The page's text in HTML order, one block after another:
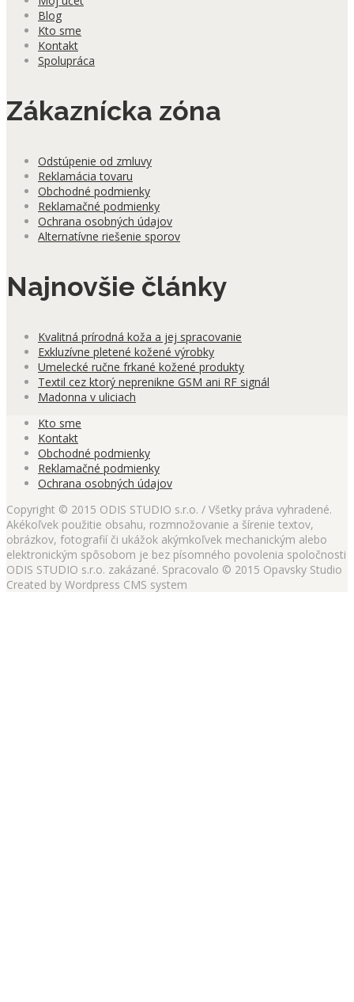
Blog
Kto sme
Kontakt
Spolupráca
Zákaznícka zóna
Odstúpenie od zmluvy
Reklamácia tovaru
Obchodné podmienky
Reklamačné podmienky
Ochrana osobných údajov
Alternatívne riešenie sporov
Najnovšie články
Kvalitná prírodná koža a jej spracovanie
Exkluzívne pletené kožené výrobky
Umelecké ručne frkané kožené produkty
Textil cez ktorý neprenikne GSM ani RF signál
Madonna v uliciach
Kto sme
Kontakt
Obchodné podmienky
Reklamačné podmienky
Ochrana osobných údajov
Copyright © 2015 ODIS STUDIO s.r.o. / Všetky práva vyhradené.
Akékoľvek použitie obsahu, rozmnožovanie a šírenie textov,
obrázkov, fotografií či ukážok akýmkoľvek mechanickým alebo
elektronickým spôsobom je bez písomného povolenia spoločnosti
ODIS STUDIO s.r.o. zakázané. Spracovalo © 2015 Opavsky Studio
Created by Wordpress CMS system